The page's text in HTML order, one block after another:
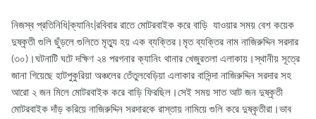
নিজস্ব প্রতিনিধি|ক্যানিং|রবিবার রাতে মোটরবাইক করে বাড়ি যাওয়ার সময় বেশ কয়েক
দুষ্কৃতী গুলি ছুঁড়লে গুলিতে মৃত্যু হয় এক ব্যক্তির।মৃত ব্যক্তির নাম নাজিরুদ্দিন সরদার
(৩০)।ঘটনাটি ঘটে দক্ষিণ ২৪ পরগনার ক্যানিং থানার খেজুরতলা এলাকায়।স্থানীয় সূত্রে
জানা গিয়েছে হাটপুকুরিয়া অঞ্চলের তেঁতুলবেড়িয়া এলাকার বাসিন্দা নাজিরুদ্দিন সরদার সহ
আরো ২ জন মিলে মোটরবাইক করে বাড়ি ফিরছিল।সেই সময় সাত আট জন দুষ্কৃতী
মোটরবাইক দাঁড় করিয়ে নাজিরুদ্দিন সরদারকে রাস্তায় নামিয়ে গুলি করে দুষ্কৃতীরা।ভাব